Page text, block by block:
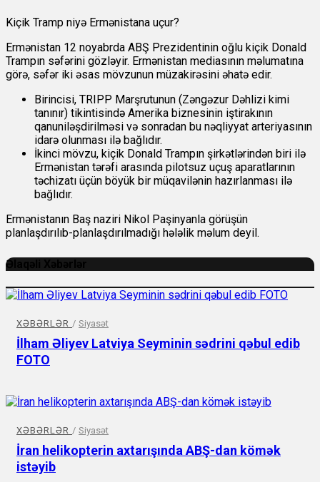
Kiçik Tramp niyə Ermənistana uçur?
Ermənistan 12 noyabrda ABŞ Prezidentinin oğlu kiçik Donald
Trampın səfərini gözləyir. Ermənistan mediasının məlumatına
görə, səfər iki əsas mövzunun müzakirəsini əhatə edir.
Birincisi, TRIPP Marşrutunun (Zəngəzur Dəhlizi kimi
tanınır) tikintisində Amerika biznesinin iştirakının
qanuniləşdirilməsi və sonradan bu nəqliyyat arteriyasının
idarə olunması ilə bağlıdır.
İkinci mövzu, kiçik Donald Trampın şirkətlərindən biri ilə
Ermənistan tərəfi arasında pilotsuz uçuş aparatlarının
təchizatı üçün böyük bir müqavilənin hazırlanması ilə
bağlıdır.
Ermənistanın Baş naziri Nikol Paşinyanla görüşün
planlaşdırılıb-planlaşdırılmadığı hələlik məlum deyil.
Əlaqəli Xəbərlər
XƏBƏRLƏR / Siyasət
İlham Əliyev Latviya Seyminin sədrini qəbul edib
FOTO
XƏBƏRLƏR / Siyasət
İran helikopterin axtarışında ABŞ-dan kömək
istəyib